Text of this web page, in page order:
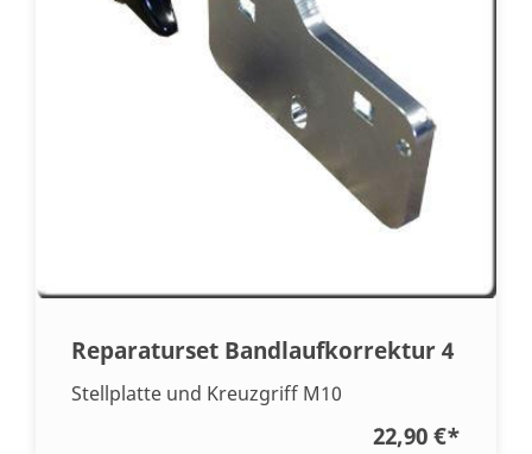
Reparaturset Bandlaufkorrektur 4
Stellplatte und Kreuzgriff M10
22,90 €*